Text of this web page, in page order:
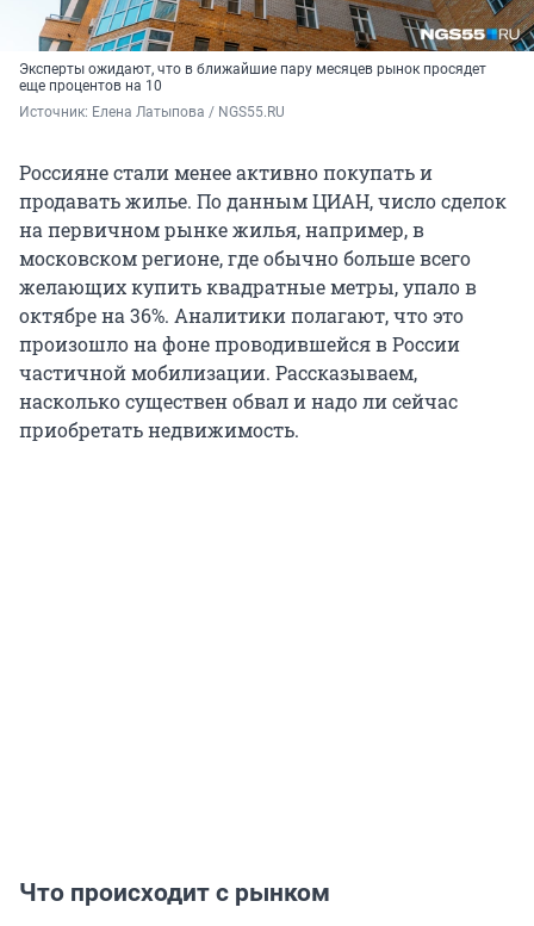
Эксперты ожидают, что в ближайшие пару месяцев рынок просядет
еще процентов на 10
Источник: Елена Латыпова / NGS55.RU
Россияне стали менее активно покупать и
продавать жилье. По данным ЦИАН, число сделок
на первичном рынке жилья, например, в
московском регионе, где обычно больше всего
желающих купить квадратные метры, упало в
октябре на 36%. Аналитики полагают, что это
произошло на фоне проводившейся в России
частичной мобилизации. Рассказываем,
насколько существен обвал и надо ли сейчас
приобретать недвижимость.
Что происходит с рынком